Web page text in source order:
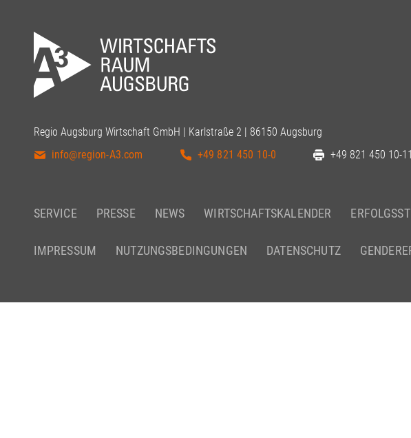
Regio Augsburg Wirtschaft GmbH | Karlstraße 2 | 86150 Augsburg
info@region-A3.com
+49 821 450 10-0 +49 821 450 10-
SERVICE PRESSE NEWS WIRTSCHAFTSKALENDER
IMPRESSUM NUTZUNGSBEDINGUNGEN DATENSCHUTZ